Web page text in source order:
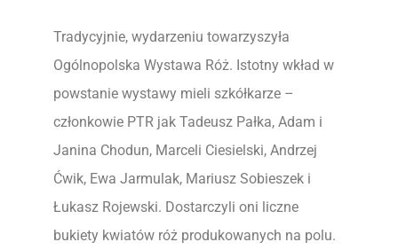
Tradycyjnie, wydarzeniu towarzyszyła
Ogólnopolska Wystawa Róż. Istotny wkład w
powstanie wystawy mieli szkółkarze –
członkowie PTR jak Tadeusz Pałka, Adam i
Janina Chodun, Marceli Ciesielski, Andrzej
Ćwik, Ewa Jarmulak, Mariusz Sobieszek i
Łukasz Rojewski. Dostarczyli oni liczne
bukiety kwiatów róż produkowanych na polu.